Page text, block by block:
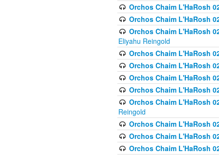
Orchos Chaim L'HaRosh
Orchos Chaim L'HaRosh
Orchos Chaim L'HaRosh
Eliyahu Reingold
Orchos Chaim L'HaRosh
Orchos Chaim L'HaRosh
Orchos Chaim L'HaRosh
Orchos Chaim L'HaRosh
Orchos Chaim L'HaRosh
Reingold
Orchos Chaim L'HaRosh
Orchos Chaim L'HaRosh
Orchos Chaim L'HaRosh